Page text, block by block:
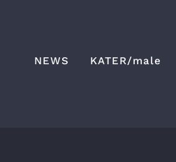
NEWS KATER/male